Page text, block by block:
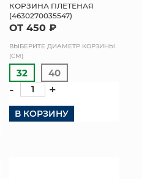
КОРЗИНА ПЛЕТЕНАЯ
(4630270035547)
ОТ 450 ₽
ВЫБЕРИТЕ ДИАМЕТР КОРЗИНЫ
(СМ)
32 40
- +
В КОРЗИНУ